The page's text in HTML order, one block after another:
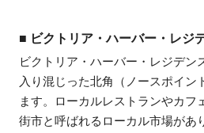
■ ビクトリア・ハーバー・レジ
ビクトリア・ハーバー・レジデン
入り混じった北角（ノースポイン
ます。ローカルレストランやカフ
街市と呼ばれるローカル市場があ